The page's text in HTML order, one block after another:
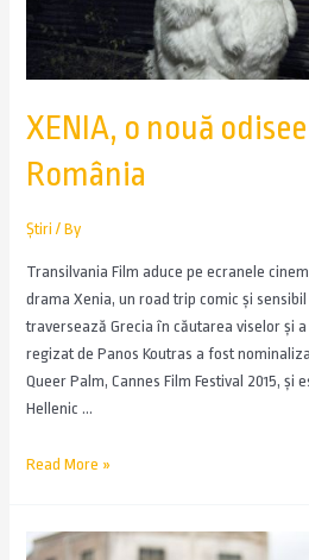
XENIA, o nouă
România
Știri / By
Transilvania Film aduce pe ecranele
drama Xenia, un road trip comic și
traversează Grecia în căutarea viselor și
regizat de Panos Koutras a fost
Queer Palm, Cannes Film Festival 2015, și
Hellenic …
Read More »